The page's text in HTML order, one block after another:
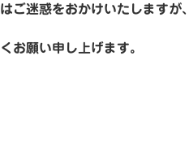
ご迷惑をおかけいたしますが、
お願い申し上げます。